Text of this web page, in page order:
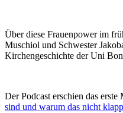
Über diese Frauenpower im
Muschiol und Schwester
Kirchengeschichte der Uni
Der Podcast erschien das erste
sind und warum das nicht